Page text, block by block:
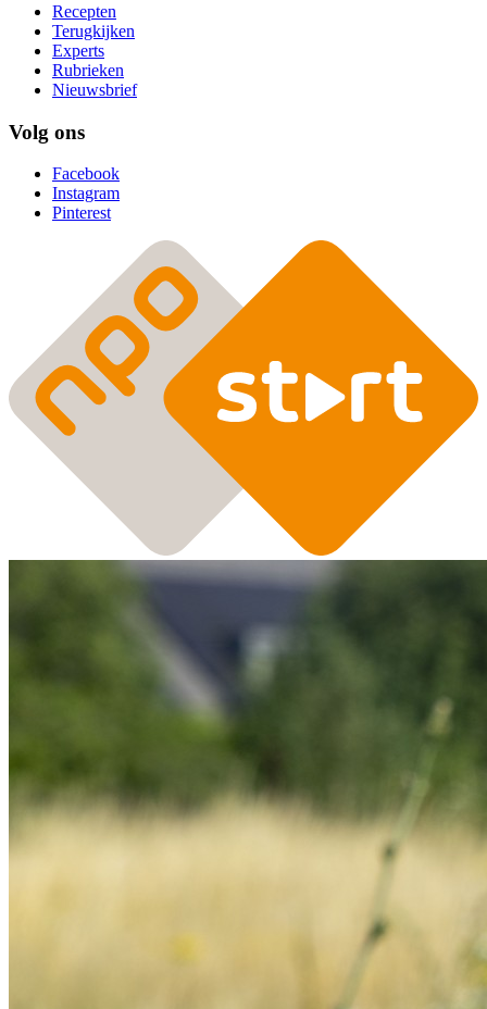
Recepten
Terugkijken
Experts
Rubrieken
Nieuwsbrief
Volg ons
Facebook
Instagram
Pinterest